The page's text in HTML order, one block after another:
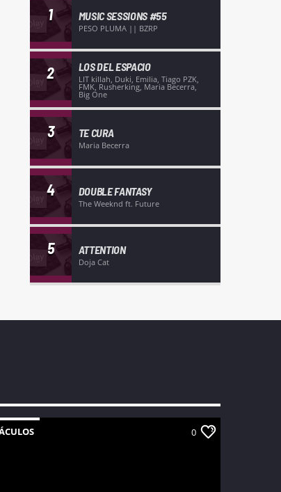
1 MUSIC SESSIONS #55
PESO PLUMA || BZRP
2 LOS DEL ESPACIO
LIT killah, Duki, Emilia, Tiago PZK,
FMK, Rusherking, Maria Becerra,
Big One
3 TE CURA
Maria Becerra
4 DOUBLE FANTASY
The Weeknd ft. Future
5 ATTENTION
Doja Cat
0